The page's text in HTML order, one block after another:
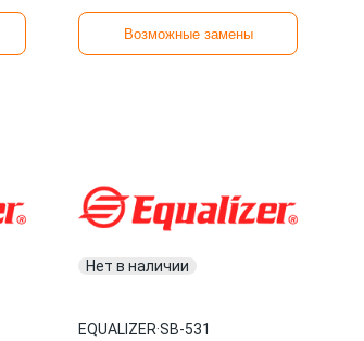
Возможные замены
Нет в наличии
EQUALIZER·SB-531